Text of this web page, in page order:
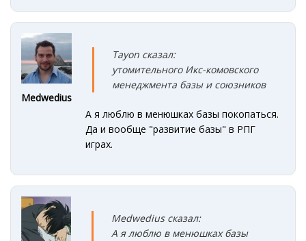
Medwedius
Tayon сказал:
утомительного Икс-комовского
менеджмента базы и союзников
А я люблю в менюшках базы покопаться.
Да и вообще "развитие базы" в РПГ
играх.
Medwedius сказал:
А я люблю в менюшках базы